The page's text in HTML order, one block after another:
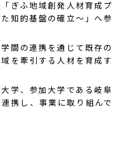
ぎふ地域創発人材育成プ
知的基盤の確立～」へ参
間の連携を通じて既存の
を牽引する人材を育成す
学、参加大学である岐阜
携し、事業に取り組んで